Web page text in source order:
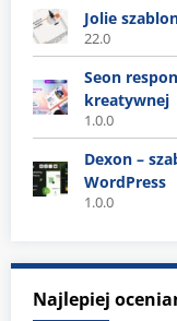
Jolie
22.0
Seon
kreatywnej
1.0.0
Dexon –
WordPress
1.0.0
Najlepiej